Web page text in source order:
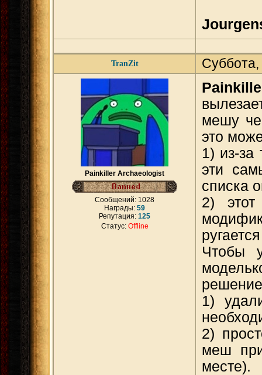
TranZit
Painkiller Archaeologist
Сообщений: 1028
Награды: 59
Репутация: 125
Статус: Offline
мешу
это
1) из-
эти
списка
2)
Чтобы
1)
2)
меш
месте).